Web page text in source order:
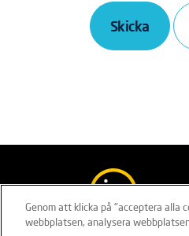
Skicka
Genom att klicka på "acceptera alla
webbplatsen, analysera